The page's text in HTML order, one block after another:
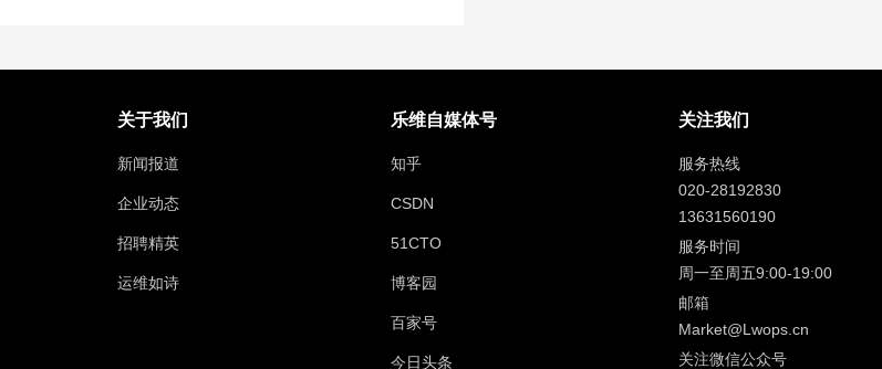
关于我们
新闻报道
企业动态
招聘精英
运维如诗
乐维自媒体号
知乎
CSDN
51CTO
博客园
百家号
今日头条
关注我们
服务热线
020-28192830
13631560190
服务时间
周一至周五9:00-19:00
邮箱
Market@Lwops.cn
关注微信公众号